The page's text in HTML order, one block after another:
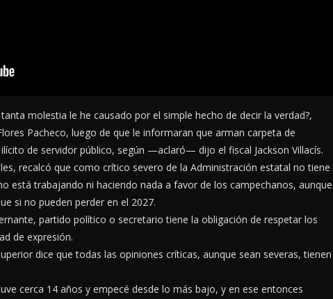
molestia le he causado por el simple hecho de decir la verdad?,
Pacheco, luego de que le informaran que arman carpeta de
de servidor público, según —aclaró— dijo el fiscal Jackson Villacís.
recalcó que como crítico severo de la Administración estatal no tiene
está trabajando ni haciendo nada a favor de los campechanos, aunque
si no pueden perder en el 2027.
partido político o secretario tiene la obligación de respetar los
de expresión.
dice que todas las opiniones críticas, aunque sean severas, tienen
cerca 14 años y empecé desde lo más bajo, y en ese entonces